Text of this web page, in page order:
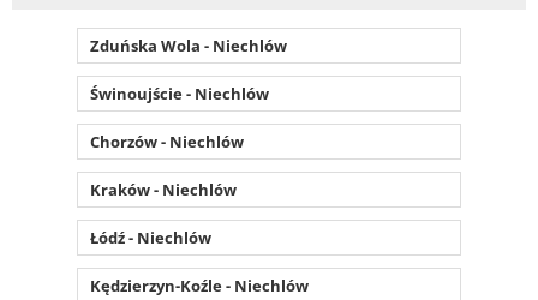
Zduńska Wola - Niechlów
Świnoujście - Niechlów
Chorzów - Niechlów
Kraków - Niechlów
Łódź - Niechlów
Kędzierzyn-Koźle - Niechlów